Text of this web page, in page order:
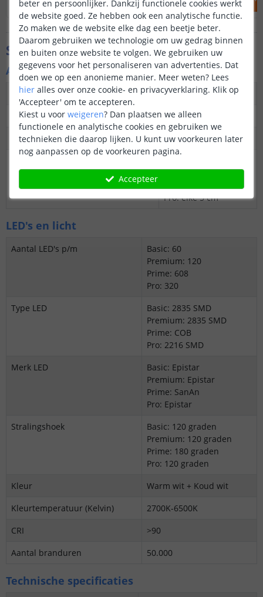
Specificaties
Algemene kenmerken
Dimbaar
Ja
3M plakstrip over de gehele lengte
Ja
Garantie
5 jaar
Premium: elke 2,5 cm
Pro: elke 5 cm
LED's en licht
Aantal LED's p/m
Basic: 60
Premium: 120
Prime: 608
Pro: 320
Type LED
Basic: 2835 SMD
Premium: 2835 SMD
Prime: COB
Pro: 2216 SMD
Merk LED
Basic: Epistar
Premium: Epistar
Prime: SanAn
Pro: Epistar
Stralingshoek
Basic: 120 graden
Premium: 120 graden
Prime: 180 graden
Pro: 120 graden
Kleur
Warm wit + Koud wit
Kleurtemperatuur (Kelvin)
2700K-6500K
CRI
>90
Aantal branduren
50.000
Technische specificaties
beter en persoonlijker. Dankzij functionele cookies werkt
de website goed. Ze hebben ook een analytische functie.
Zo maken we de website elke dag een beetje beter.
Daarom gebruiken we technologie om uw gedrag binnen
en buiten onze website te volgen. We gebruiken uw
gegevens voor het personaliseren van advertenties. Dat
doen we op een anonieme manier. Meer weten? Lees
hier alles over onze cookie- en privacyverklaring. Klik op
'Accepteer' om te accepteren.
Kiest u voor weigeren? Dan plaatsen we alleen
functionele en analytische cookies en gebruiken we
technieken die daarop lijken. U kunt uw voorkeuren later
nog aanpassen op de voorkeuren pagina.
Accepteer